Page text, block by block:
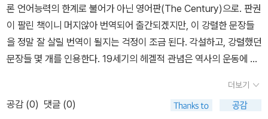
루는 건 아니지만) <소진된 인간>과 <베케트에 대하여>는 베케트
이해뿐 아니라, 두 철학자를 비교하는 데도 도움을 줄 듯싶다. 소개글
을 참고하면, <소진된 인간>은 '베케트 작품의 감각적 사유를 철학적
으로 재해석한 들뢰즈의 독창적 에세이. 피로와 소진이라는 개념을
문제 삼은 들뢰즈 말년의 예술철학 에세이'이고, 좀더 긴 분량의 <베
케트에 대하여>에서 바디우는 '바디우는 베케트 문학에서 부조리와
론 언어능력의 한계로 불어가 아닌 영어판(The Century)으로. 판권
이 팔린 책이니 머지않아 번역되어 출간되겠지만, 이 강렬한 문장들
을 정말 잘 살릴 번역이 될지는 걱정이 조금 된다. 각설하고, 강렬했던
문장들 몇 개를 인용한다. 19세기의 헤겔적 관념은 역사의 운동에 의
(History)와 직면하는 것, [그리고] 그것을 정치적으로 지배하는 것
이다.(<세기> 영어판 15쪽) 그러나 이 세기[20세기]가 스스로를 새
더보기
공감 (0) 댓글 (0)